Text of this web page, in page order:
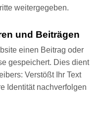
weitergegeben.
und Beiträgen
einen Beitrag oder
gespeichert. Dies dient
Verstößt Ihr Text
Identität nachverfolgen